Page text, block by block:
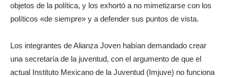
objetos de la política, y los exhortó a no mimetizarse con los
políticos «de siempre» y a defender sus puntos de vista.
Los integrantes de Alianza Joven habían demandado crear
una secretaría de la juventud, con el argumento de que el
actual Instituto Mexicano de la Juventud (Imjuve) no funciona